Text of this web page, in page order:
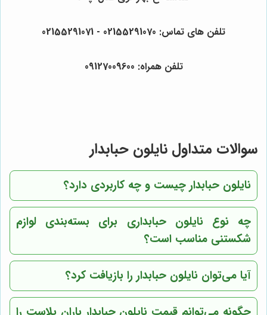
تلفن های تماس: 02155291070 - 02155291071
تلفن همراه: 09127009600
سوالات متداول نایلون حبابدار
نایلون حبابدار چیست و چه کاربردی دارد؟
چه نوع نایلون حبابداری برای بسته‌بندی لوازم
شکستنی مناسب است؟
آیا می‌توان نایلون حبابدار را بازیافت کرد؟